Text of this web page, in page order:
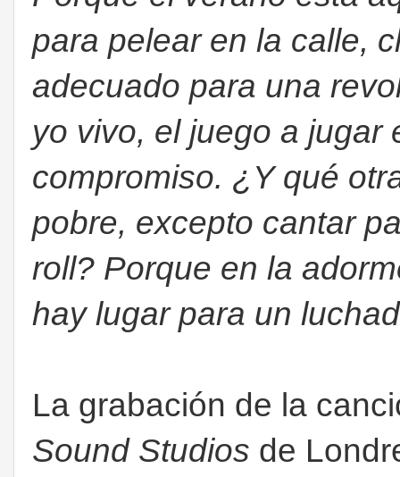
para pelear en la calle,
adecuado para una
yo vivo, el juego a jugar
compromiso. ¿Y qué
pobre, excepto cantar
roll? Porque en la
hay lugar para un
La grabación de la
Sound Studios de